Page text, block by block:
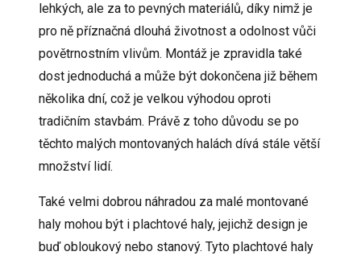
lehkých, ale za to pevných materiálů, díky nimž je
pro ně příznačná dlouhá životnost a odolnost vůči
povětrnostním vlivům. Montáž je zpravidla také
dost jednoduchá a může být dokončena již během
několika dní, což je velkou výhodou oproti
tradičním stavbám. Právě z toho důvodu se po
těchto malých montovaných halách dívá stále větší
množství lidí.
Také velmi dobrou náhradou za malé montované
haly mohou být i plachtové haly, jejichž design je
buďobloukový nebo stanový. Tyto plachtové haly